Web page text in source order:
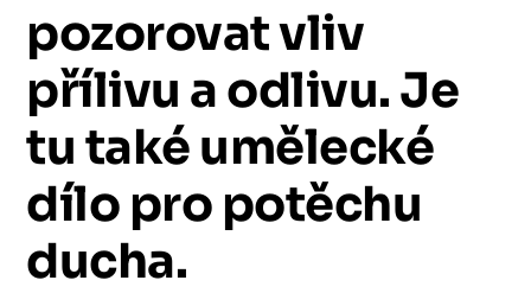
pozorovatvliv
přílivu aodlivu.Je
tutakéumělecké
dílo pro potěchu
ducha.